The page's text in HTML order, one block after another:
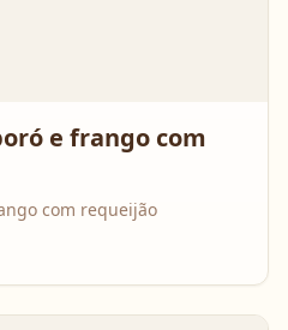
e frango com
com requeijão